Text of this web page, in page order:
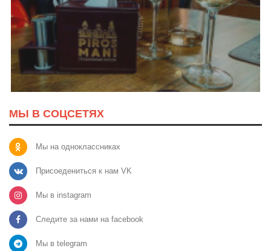
МЫ В СОЦСЕТЯХ
Мы на одноклассниках
Присоедениться к нам VK
Мы в instagram
Следите за нами на facebook
Мы в telegram